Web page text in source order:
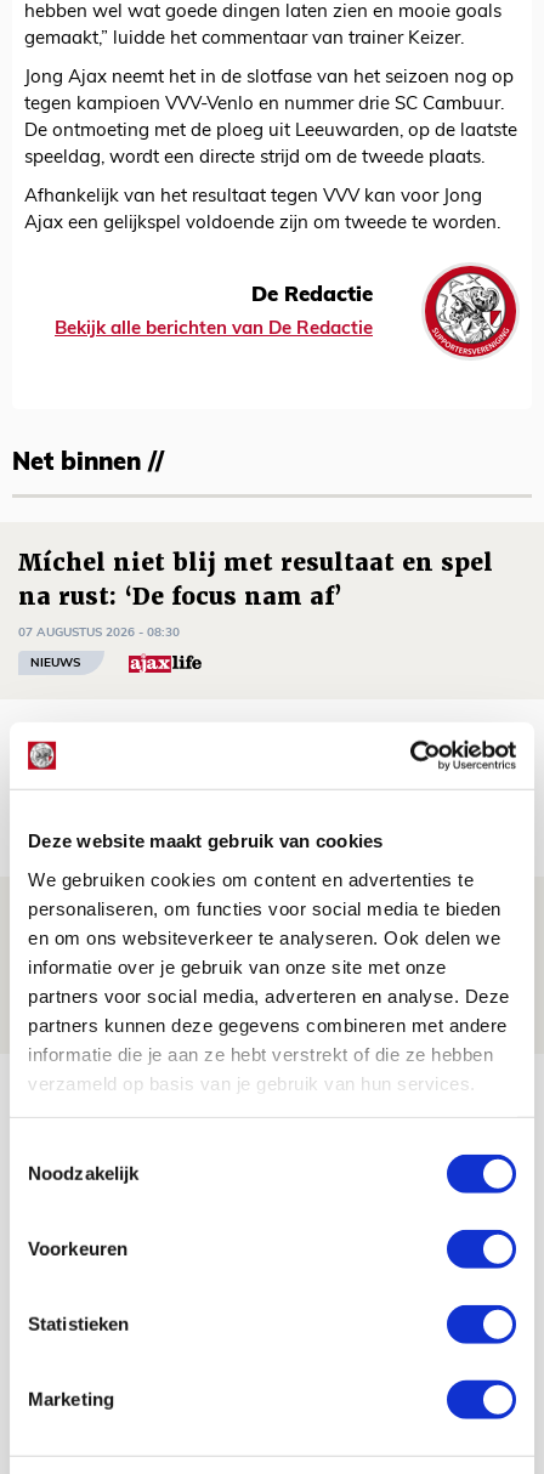
Deze website maakt gebruik van cookies
We gebruiken cookies om content en advertenties te
personaliseren, om functies voor social media te bieden
en om ons websiteverkeer te analyseren. Ook delen we
informatie over je gebruik van onze site met onze
partners voor social media, adverteren en analyse. Deze
partners kunnen deze gegevens combineren met andere
informatie die je aan ze hebt verstrekt of die ze hebben
verzameld op basis van je gebruik van hun services.
Noodzakelijk
Voorkeuren
Statistieken
Marketing
hebben wel wat goede dingen laten zien en mooie goals
gemaakt,” luidde het commentaar van trainer Keizer.
Jong Ajax neemt het in de slotfase van het seizoen nog op
tegen kampioen VVV-Venlo en nummer drie SC Cambuur.
De ontmoeting met de ploeg uit Leeuwarden, op de laatste
speeldag, wordt een directe strijd om de tweede plaats.
Afhankelijk van het resultaat tegen VVV kan voor Jong
Ajax een gelijkspel voldoende zijn om tweede te worden.
De Redactie
Bekijk alle berichten van De Redactie
Net binnen //
Míchel niet blij met resultaat en spel
na rust: ‘De focus nam af’
07 AUGUSTUS 2026 - 08:30
NIEUWS
Is dit de laatste wallpaper van Godts in
de Johan Cruijff Arena?
NIEUWS
Trotse Klaassen: ‘Vierhonderd duels
voor mijn club is heel speciaal’
NIEUWS
Bekijk meer
Selectiedag ballenjongens/-meiden
SEP